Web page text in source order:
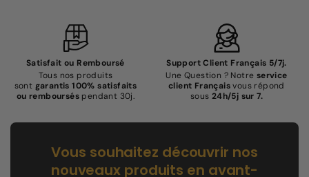
Satisfait ou Remboursé
Tous nos produits
sont garantis 100% satisfaits
ou remboursés pendant 30j.
Support Client Français 5/7j.
Une Question ? Notre service
client Françaisvous répond
sous 24h/5j sur 7.
Vous souhaitez découvrir nos
nouveaux produits en avant-